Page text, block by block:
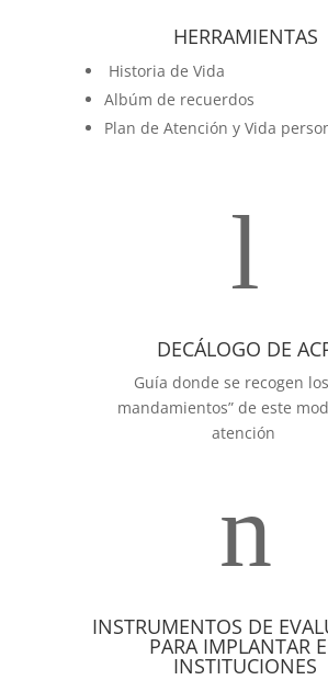
HERRAMIENTAS
Historia de Vida
Albúm de recuerdos
Plan de Atención y Vida
l
DECÁLOGO DE
Guía donde se recogen
mandamientos” de este
atención
n
INSTRUMENTOS DE
PARA IMPLANTAR
INSTITUCIONES